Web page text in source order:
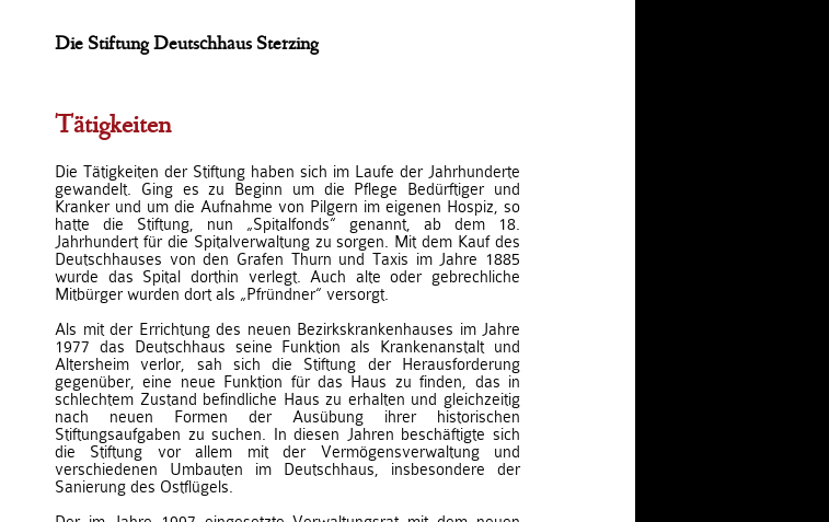
Die Stiftung Deutschhaus Sterzing
Tätigkeiten
Die Tätigkeiten der Stiftung haben sich im Laufe der Jahrhunderte
gewandelt. Ging es zu Beginn um die Pflege Bedürftiger und
Kranker und um die Aufnahme von Pilgern im eigenen Hospiz, so
hatte die Stiftung, nun „Spitalfonds“ genannt, ab dem 18.
Jahrhundert für die Spitalverwaltung zu sorgen. Mit dem Kauf des
Deutschhauses von den Grafen Thurn und Taxis im Jahre 1885
wurde das Spital dorthin verlegt. Auch alte oder gebrechliche
Mitbürger wurden dort als „Pfründner“ versorgt.
Als mit der Errichtung des neuen Bezirkskrankenhauses im Jahre
1977 das Deutschhaus seine Funktion als Krankenanstalt und
Altersheim verlor, sah sich die Stiftung der Herausforderung
gegenüber, eine neue Funktion für das Haus zu finden, das in
schlechtem Zustand befindliche Haus zu erhalten und gleichzeitig
nach neuen Formen der Ausübung ihrer historischen
Stiftungsaufgaben zu suchen. In diesen Jahren beschäftigte sich
die Stiftung vor allem mit der Vermögensverwaltung und
verschiedenen Umbauten im Deutschhaus, insbesondere der
Sanierung des Ostflügels.